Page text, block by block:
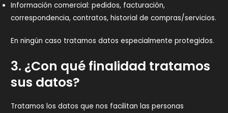
Información comercial: pedidos, facturación,
correspondencia, contratos, historial de compras/servicios.
En ningún caso tratamos datos especialmente protegidos.
3. ¿Con qué finalidad tratamos
sus datos?
Tratamos los datos que nos facilitan las personas